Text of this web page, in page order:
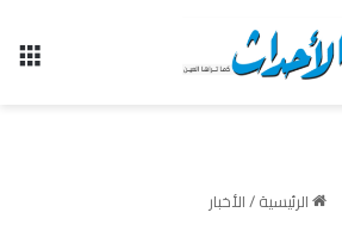
الرئيسية/الأخبار